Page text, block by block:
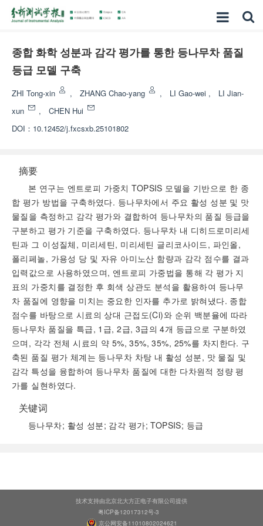
종합 화학 성분과 감각 평가를 통한 등나무차 품질
등급 모델 구축
ZHI Tong-xin , ZHANG Chao-yang , LI Gao-wei ,
LI Jian-
xun
,
CHEN Hui
DOI： 10.12452/j.fxcsxb.25101802
摘要
본 연구는 엔트로피 가중치 TOPSIS 모델을 기반으로 한 종
합 평가 방법을 구축하였다. 등나무차에서 주요 활성 성분 및 맛
물질을 측정하고 감각 평가와 결합하여 등나무차의 품질 등급을
구분하고 평가 기준을 구축하였다. 등나무차 내 디히드로미리세
틴과 그 이성질체, 미리세틴, 미리세틴 글리코사이드, 파인올,
폴리페놀, 가용성 당 및 자유 아미노산 함량과 감각 점수를 결과
입력값으로 사용하였으며, 엔트로피 가중법을 통해 각 평가 지
표의 가중치를 결정한 후 회색 상관도 분석을 활용하여 등나무
차 품질에 영향을 미치는 중요한 인자를 추가로 밝혀냈다. 종합
점수를 바탕으로 시료의 상대 근접도(Ci)와 순위 백분율에 따라
등나무차 품질을 특급, 1급, 2급, 3급의 4개 등급으로 구분하였
으며, 각각 전체 시료의 약 5%, 35%, 35%, 25%를 차지한다. 구
축된 품질 평가 체계는 등나무차 차탕 내 활성 성분, 맛 물질 및
감각 특성을 융합하여 등나무차 품질에 대한 다차원적 정량 평
가를 실현하였다.
关键词
등나무차; 활성 성분; 감각 평가; TOPSIS; 등급
技术支持由北京北大方正电子有限公司提供
粤ICP备12017312号-3
京公网安备11010802024621